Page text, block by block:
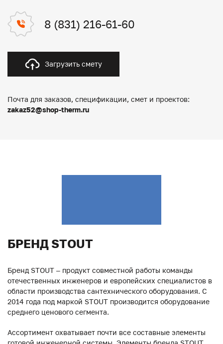
8 (831) 216-61-60
Загрузить смету
Почта для заказов, спецификации, смет и проектов:
zakaz52@shop-therm.ru
БРЕНД STOUT
Бренд STOUT – продукт совместной работы команды
отечественных инженеров и европейских специалистов в
области производства сантехнического оборудования. С
2014 года под маркой STOUT производится оборудование
среднего ценового сегмента.
Ассортимент охватывает почти все составные элементы